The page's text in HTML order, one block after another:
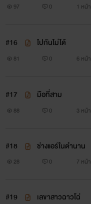
97 0 1 หน้า
#16 ไปกันไม่ได้
81 0 6 หน้า
#17 มือที่สาม
88 0 3 หน้า
#18 ช่างแอร์ในตำนาน
28 0 7 หน้า
#19 เลขาสาวฉาวโฉ่